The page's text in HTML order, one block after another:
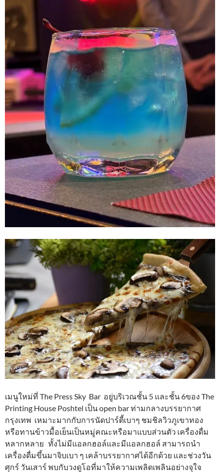
เมนูใหม่ที่ The Press Sky Bar อยู่บริเวณชั้น 5 และชั้น 6ของ The
Printing House Poshtel เป็น open bar ท่ามกลางบรรยากาศ
กรุงเทพ เหมาะมากกับการนัดปาร์ตี้เบาๆ ชมชิลวิวภูเขาทอง
หรือทานข้าวมื้อเย็นเป็นหมู่คณะหรือมาแบบส่วนตัว เครื่องดื่ม
หลากหลาย ทั้งไม่มีแอลกฮอล์และมีแอลกฮอล์ สามารถนำ
เครื่องดื่มขึ้นมาจิบเบา ๆ เคล้าบรรยากาศได้อีกด้วย และช่วงวัน
ศุกร์ วันเสาร์ พบกับวงดูโอที่มาให้ความเพลิดเพลินอย่างจุใจ